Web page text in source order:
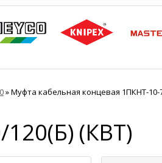
»Муфта кабельная концевая 1ПКНТ-10-
(КВТ)